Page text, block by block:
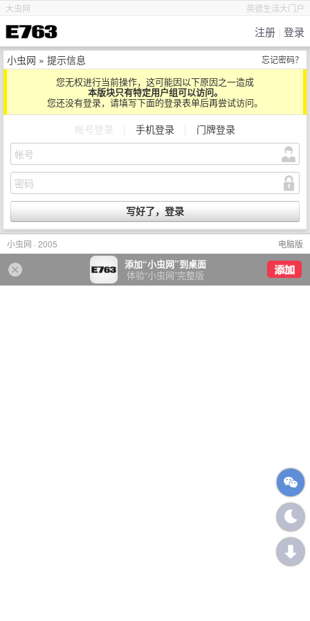
英德生活大门户
大虫网
注册 登录
忘记密码？
小虫网 » 提示信息
您无权进行当前操作，这可能因以下原因之一造成
本版块只有特定用户组可以访问。
您还没有登录，请填写下面的登录表单后再尝试访问。
帐号登录 手机登录 门牌登录
电脑版
小虫网 · 2005
添加“小虫网”到桌面
体验“小虫网”完整版